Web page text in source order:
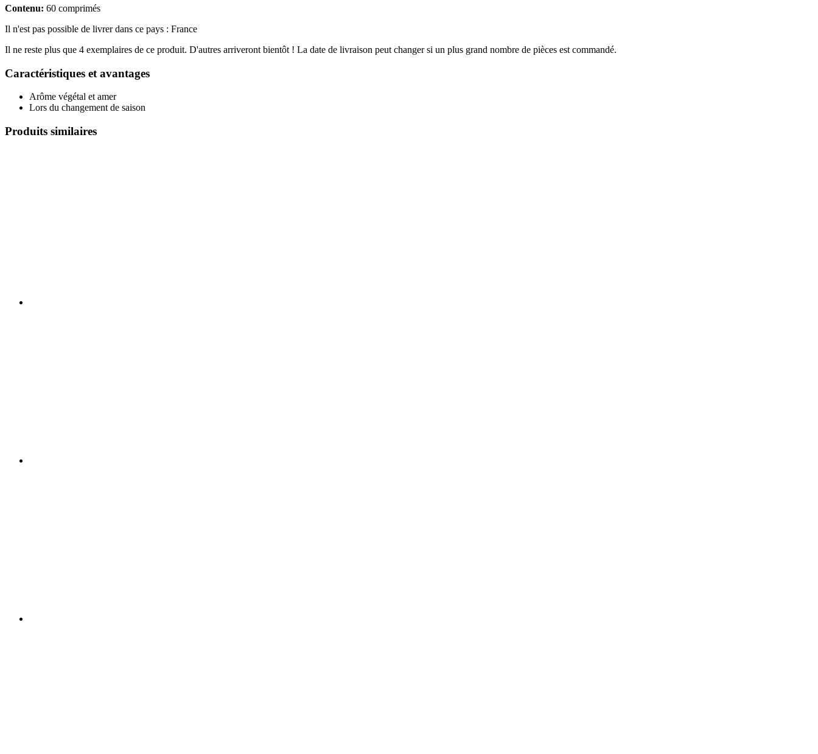
Contenu: 60 comprimés
Il n'est pas possible de livrer dans ce pays : France
Il ne reste plus que 4 exemplaires de ce produit. D'autres arriveront bientôt ! La date de livraison peut changer si un plus grand nombre de pièces est commandé.
Caractéristiques et avantages
Arôme végétal et amer
Lors du changement de saison
Produits similaires